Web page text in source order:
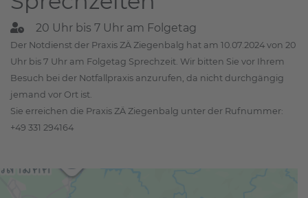
20 Uhr bis 7 Uhr am Folgetag
Der Notdienst der Praxis ZÄ Ziegenbalg hat am 10.07.2024 von 20
Uhr bis 7 Uhr am Folgetag Sprechzeit. Wir bitten Sie vor Ihrem
Besuch bei der Notfallpraxis anzurufen, da nicht durchgängig
jemand vor Ort ist.
Sie erreichen die Praxis ZÄ Ziegenbalg unter der Rufnummer:
+49 331 294164